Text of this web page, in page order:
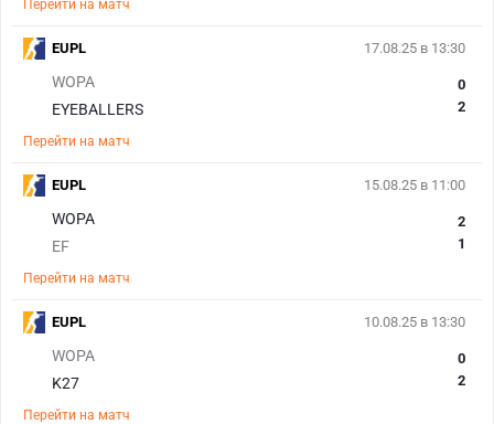
Перейти на матч
17.08.25 в 13:30
WOPA
EYEBALLERS
0
2
Перейти на матч
EUPL
15.08.25 в 11:00
WOPA
EF
2
1
Перейти на матч
EUPL
10.08.25 в 13:30
WOPA
K27
0
2
Перейти на матч
EUPL